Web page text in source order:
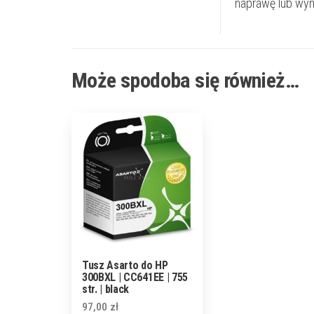
Może spodoba się również…
Tusz Asarto do HP
300BXL | CC641EE | 755
str. | black
97,00 zł